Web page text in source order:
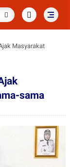
Masyarakat
sama